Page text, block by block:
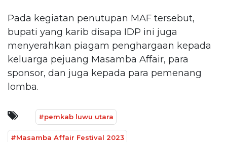
Pada kegiatan penutupan MAF tersebut,
bupati yang karib disapa IDP ini juga
menyerahkan piagam penghargaan kepada
keluarga pejuang Masamba Affair, para
sponsor, dan juga kepada para pemenang
lomba.
#pemkab luwu utara
#Masamba Affair Festival 2023